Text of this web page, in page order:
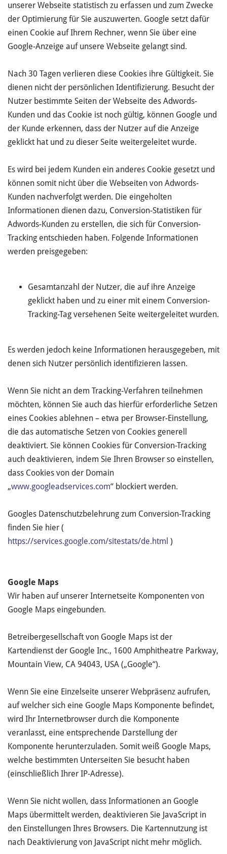
unserer Webseite statistisch zu erfassen und zum Zwecke
der Optimierung für Sie auszuwerten. Google setzt dafür
einen Cookie auf Ihrem Rechner, wenn Sie über eine
Google-Anzeige auf unsere Webseite gelangt sind.
Nach 30 Tagen verlieren diese Cookies ihre Gültigkeit. Sie
dienen nicht der persönlichen Identifizierung. Besucht der
Nutzer bestimmte Seiten der Webseite des Adwords-
Kunden und das Cookie ist noch gültig, können Google und
der Kunde erkennen, dass der Nutzer auf die Anzeige
geklickt hat und zu dieser Seite weitergeleitet wurde.
Es wird bei jedem Kunden ein anderes Cookie gesetzt und
können somit nicht über die Webseiten von Adwords-
Kunden nachverfolgt werden. Die eingeholten
Informationen dienen dazu, Conversion-Statistiken für
Adwords-Kunden zu erstellen, die sich für Conversion-
Tracking entschieden haben. Folgende Informationen
werden preisgegeben:
Gesamtanzahl der Nutzer, die auf ihre Anzeige
geklickt haben und zu einer mit einem Conversion-
Tracking-Tag versehenen Seite weitergeleitet wurden.
Es werden jedoch keine Informationen herausgegeben, mit
denen sich Nutzer persönlich identifizieren lassen.
Wenn Sie nicht an dem Tracking-Verfahren teilnehmen
möchten, können Sie auch das hierfür erforderliche Setzen
eines Cookies ablehnen – etwa per Browser-Einstellung,
die das automatische Setzen von Cookies generell
deaktiviert. Sie können Cookies für Conversion-Tracking
auch deaktivieren, indem Sie Ihren Browser so einstellen,
dass Cookies von der Domain
„www.googleadservices.com“ blockiert werden.
Googles Datenschutzbelehrung zum Conversion-Tracking
finden Sie hier (
https://services.google.com/sitestats/de.html )
Google Maps
Wir haben auf unserer Internetseite Komponenten von
Google Maps eingebunden.
Betreibergesellschaft von Google Maps ist der
Kartendienst der Google Inc., 1600 Amphitheatre Parkway,
Mountain View, CA 94043, USA („Google“).
Wenn Sie eine Einzelseite unserer Webpräsenz aufrufen,
auf welcher sich eine Google Maps Komponente befindet,
wird Ihr Internetbrowser durch die Komponente
veranlasst, eine entsprechende Darstellung der
Komponente herunterzuladen. Somit weiß Google Maps,
welche bestimmten Unterseiten Sie besucht haben
(einschließlich Ihrer IP-Adresse).
Wenn Sie nicht wollen, dass Informationen an Google
Maps übermittelt werden, deaktivieren Sie JavaScript in
den Einstellungen Ihres Browsers. Die Kartennutzung ist
nach Deaktivierung von JavaScript nicht mehr möglich.